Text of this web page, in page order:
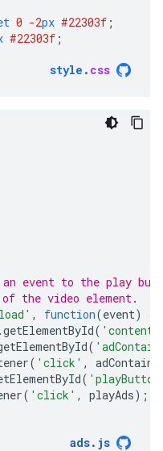
0 -2px #22303f ;
#22303f ;
style . css
an event to the play
the video element.
, function(event)
{
.getElementById(
(
( 'click' ,
(
( 'click' , playAds);
ads. js